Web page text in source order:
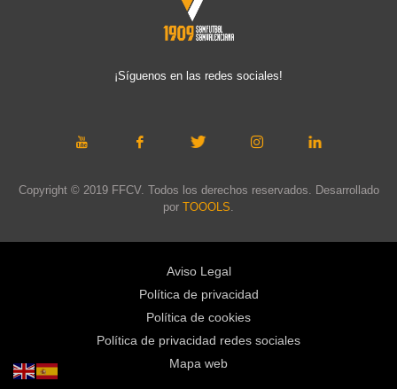
¡Síguenos en las redes sociales!
Copyright © 2019 FFCV. Todos los derechos reservados. Desarrollado
por TOOOLS.
Aviso Legal
Política de privacidad
Política de cookies
Política de privacidad redes sociales
Mapa web